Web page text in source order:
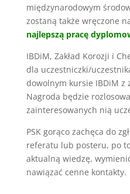
międzynarodowym
zostaną także wręczone
najlepszą pracę
IBDiM, Zakład Korozji i
dla uczestniczki/
dowolnym kursie IBDiM z
Nagroda będzie
zainteresowanych nią
PSK gorąco zachęca do
referatu lub posteru, po
aktualną wiedzę,
nawiązać cenne kontakty.